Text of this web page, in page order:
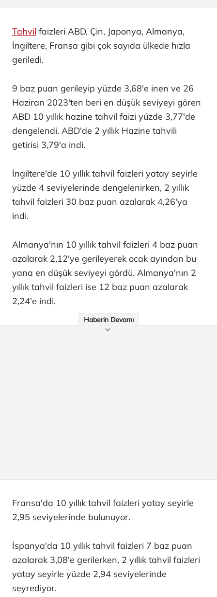
Tahvil faizleri ABD, Çin, Japonya, Almanya,
İngiltere, Fransa gibi çok sayıda ülkede hızla
geriledi.
9 baz puan gerileyip yüzde 3,68'e inen ve 26
Haziran 2023'ten beri en düşük seviyeyi gören
ABD 10 yıllık hazine tahvil faizi yüzde 3,77'de
dengelendi. ABD'de 2 yıllık Hazine tahvili
getirisi 3,79'a indi.
İngiltere'de 10 yıllık tahvil faizleri yatay seyirle
yüzde 4 seviyelerinde dengelenirken, 2 yıllık
tahvil faizleri 30 baz puan azalarak 4,26'ya
indi.
Almanya'nın 10 yıllık tahvil faizleri 4 baz puan
azalarak 2,12'ye gerileyerek ocak ayından bu
yana en düşük seviyeyi gördü. Almanya'nın 2
yıllık tahvil faizleri ise 12 baz puan azalarak
2,24'e indi.
Haberin Devamı
Fransa'da 10 yıllık tahvil faizleri yatay seyirle
2,95 seviyelerinde bulunuyor.
İspanya'da 10 yıllık tahvil faizleri 7 baz puan
azalarak 3,08'e gerilerken, 2 yıllık tahvil faizleri
yatay seyirle yüzde 2,94 seviyelerinde
seyrediyor.